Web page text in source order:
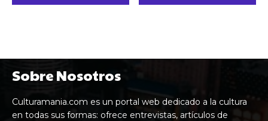
Sobre Nosotros
Culturamania.com es un portal web dedicado a la cultura
en todas sus formas: ofrece entrevistas, artículos de